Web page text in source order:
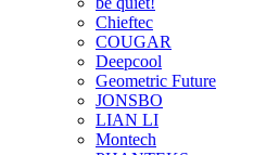
Chieftec
COUGAR
Deepcool
Geometric Future
JONSBO
LIAN LI
Montech